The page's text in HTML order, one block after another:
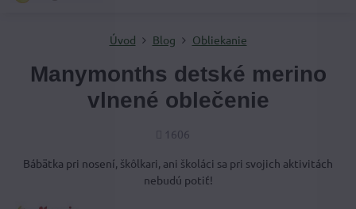
Úvod Blog Obliekanie
Manymonths detské merino
vlnené oblečenie
Počet
1606
Bábätka pri nosení, škôlkari, ani školáci sa pri svojich aktivitách
nebudú potiť!